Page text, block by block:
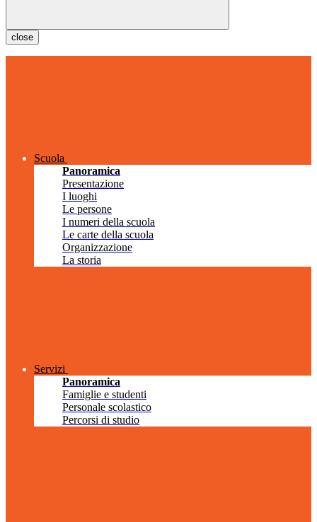
close
Scuola
Panoramica
Presentazione
I luoghi
Le persone
I numeri della scuola
Le carte della scuola
Organizzazione
La storia
Servizi
Panoramica
Famiglie e studenti
Personale scolastico
Percorsi di studio